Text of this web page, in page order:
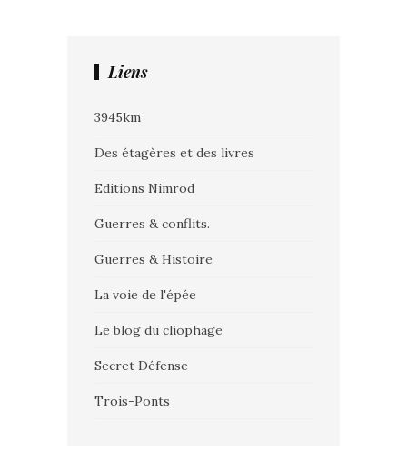
Liens
3945km
Des étagères et des livres
Editions Nimrod
Guerres & conflits.
Guerres & Histoire
La voie de l'épée
Le blog du cliophage
Secret Défense
Trois-Ponts